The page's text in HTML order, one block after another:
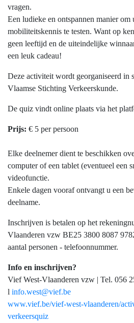
vragen.
Een ludieke en ontspannen manier om
mobiliteitskennis te testen. Want op
geen leeftijd en de uiteindelijke
een leuk cadeau!
Deze activiteit wordt georganiseerd in
Vlaamse Stichting Verkeerskunde.
De quiz vindt online plaats via het
Prijs: € 5 per persoon
Elke deelnemer dient te beschikken
computer of een tablet (eventueel een
videofunctie.
Enkele dagen vooraf ontvangt u een
deelname.
Inschrijven is betalen op het
Vlaanderen vzw BE25 3800 8087
aantal personen - telefoonnummer.
Info en inschrijven?
Vief West-Vlaanderen vzw | Tel. 056
l info.west@vief.be
www.vief.be/vief-west-vlaanderen/
verkeersquiz